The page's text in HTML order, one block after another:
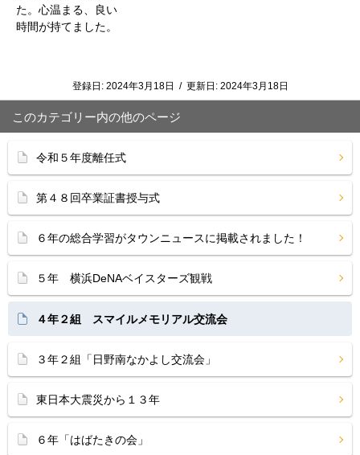
た。心温まる、良い
時間が持てました。
登録日: 2024年3月18日 / 更新日: 2024年3月18日
このカテゴリー内の他のページ
令和５年度離任式
第４８回卒業証書授与式
６年の総合学習がタウンニュースに掲載されました！
５年 横浜DeNAベイスターズ観戦
４年２組 スマイルメモリアル交流会
３年２組「日野南なかよし交流会」
東日本大震災から１３年
６年「はばたきの会」